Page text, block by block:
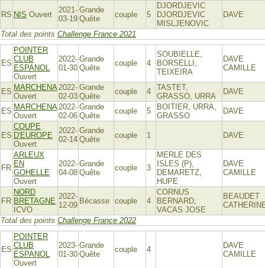
RS NIS Ouvert
2021-
03-19
Grande
Quête
couple 5
DJORDJEVIC
DJORDJEVIC
MISLJENOVIC
DAVE
Total des points Challenge France 2021
ES
POINTER
CLUB
ESPANOL
Ouvert
2022-
01-30
Grande
Quête
couple 4
SOUBIELLE,
BORSELLI,
TEIXEIRA
DAVE
CAMILLE
ES MARCHENA
Ouvert
2022-
02-03
Grande
Quête
couple 4
TASTET,
GRASSO, URRA
DAVE
ES MARCHENA
Ouvert
2022-
02-06
Grande
Quête
couple 5
BOITIER, URRA,
GRASSO
DAVE
ES
COUPE
D'EUROPE
Ouvert
2022-
02-14
Grande
Quête
couple 1 DAVE
FR
ARLEUX
EN
GOHELLE
Ouvert
2022-
04-08
Grande
Quête
couple 3
MERLE DES
ISLES (P),
DEMARETZ,
HUPE
DAVE
CAMILLE
FR
NORD
BRETAGNE
ICVO
2022-
12-09 Bécasse couple 4
CORNUS
BERNARD,
VACAS JOSE
BEAUDET
Total des points Challenge France 2022
ES
POINTER
CLUB
ESPANOL
Ouvert
2023-
01-30
Grande
Quête
couple 4
DAVE
CAMILLE